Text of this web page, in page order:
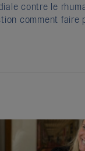
contre le
comment faire